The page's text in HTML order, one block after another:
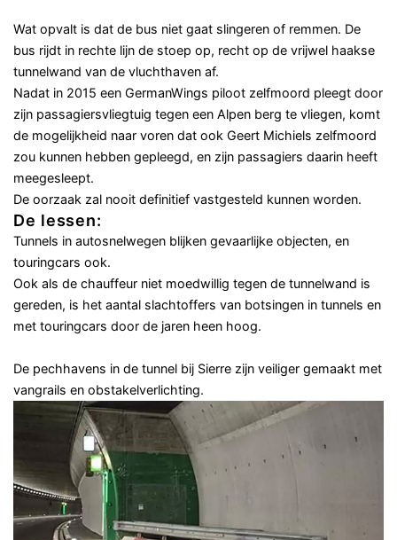
Wat opvalt is dat de bus niet gaat slingeren of remmen. De
bus rijdt in rechte lijn de stoep op, recht op de vrijwel haakse
tunnelwand van de vluchthaven af.
Nadat in 2015 een GermanWings piloot zelfmoord pleegt door
zijn passagiersvliegtuig tegen een Alpen berg te vliegen, komt
de mogelijkheid naar voren dat ook Geert Michiels zelfmoord
zou kunnen hebben gepleegd, en zijn passagiers daarin heeft
meegesleept.
De oorzaak zal nooit definitief vastgesteld kunnen worden.
De lessen:
Tunnels in autosnelwegen blijken gevaarlijke objecten, en
touringcars ook.
Ook als de chauffeur niet moedwillig tegen de tunnelwand is
gereden, is het aantal slachtoffers van botsingen in tunnels en
met touringcars door de jaren heen hoog.
De pechhavens in de tunnel bij Sierre zijn veiliger gemaakt met
vangrails en obstakelverlichting.